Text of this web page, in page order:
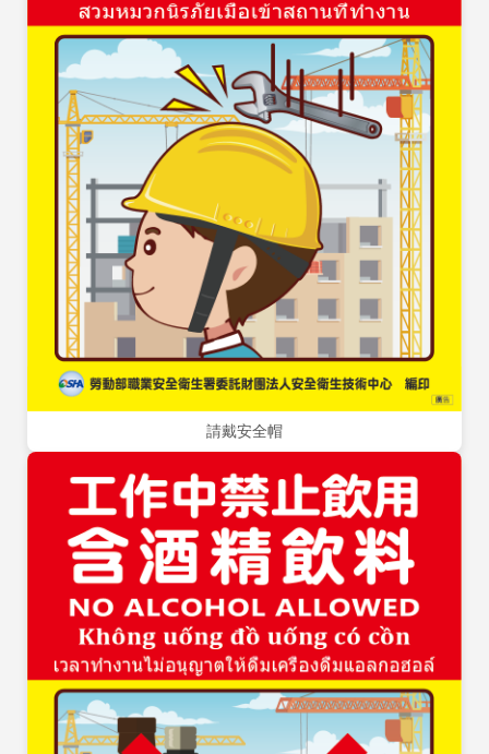
請戴安全帽